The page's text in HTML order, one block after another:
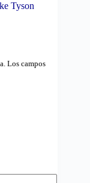
Tyson
Los campos